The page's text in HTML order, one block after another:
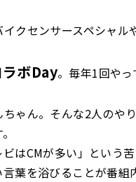
クセンサースペシャル
ボDay。毎年1回や
ゃん。そんな2人のや
はCMが多い」という
葉を浴びることが番組